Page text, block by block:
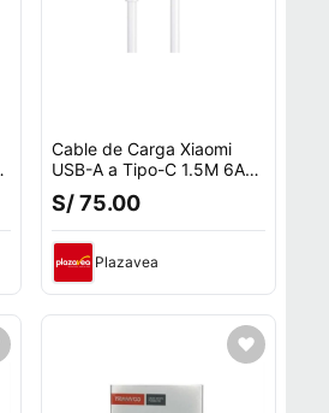
Cable de Carga Xiaomi
USB-A a Tipo-C 1.5M 6A
Blanco
S/ 75.00
Plazavea